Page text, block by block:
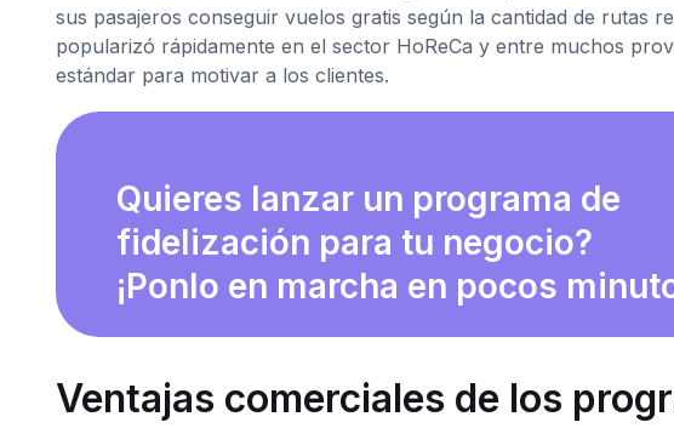
sus pasajeros conseguir vuelos gratis según la cantidad de rutas
popularizó rápidamente en el sector HoReCa y entre muchos
estándar para motivar a los clientes.
Quieres lanzar un programa de
fidelización para tu negocio?
¡Ponlo en marcha en pocos
Ventajas comerciales de los